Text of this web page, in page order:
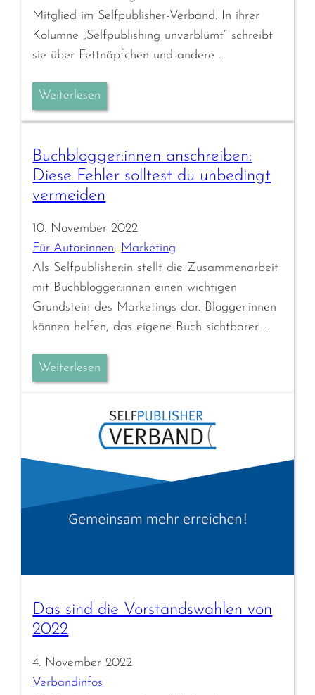
Mitglied im Selfpublisher-Verband. In ihrer
Kolumne „Selfpublishing unverblümt“ schreibt
sie über Fettnäpfchen und andere …
Weiterlesen
Buchblogger:innen anschreiben:
Diese Fehler solltest du unbedingt
vermeiden
10. November 2022
Für-Autor:innen, Marketing
Als Selfpublisher:in stellt die Zusammenarbeit
mit Buchblogger:innen einen wichtigen
Grundstein des Marketings dar. Blogger:innen
können helfen, das eigene Buch sichtbarer …
Weiterlesen
Das sind die Vorstandswahlen von
2022
4. November 2022
Verbandinfos